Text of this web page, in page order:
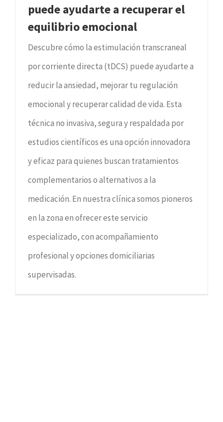
puede ayudarte a recuperar el
equilibrio emocional
Descubre cómo la estimulación transcraneal
por corriente directa (tDCS) puede ayudarte a
reducir la ansiedad, mejorar tu regulación
emocional y recuperar calidad de vida. Esta
técnica no invasiva, segura y respaldada por
estudios científicos es una opción innovadora
y eficaz para quienes buscan tratamientos
complementarios o alternativos a la
medicación. En nuestra clínica somos pioneros
en la zona en ofrecer este servicio
especializado, con acompañamiento
profesional y opciones domiciliarias
supervisadas.